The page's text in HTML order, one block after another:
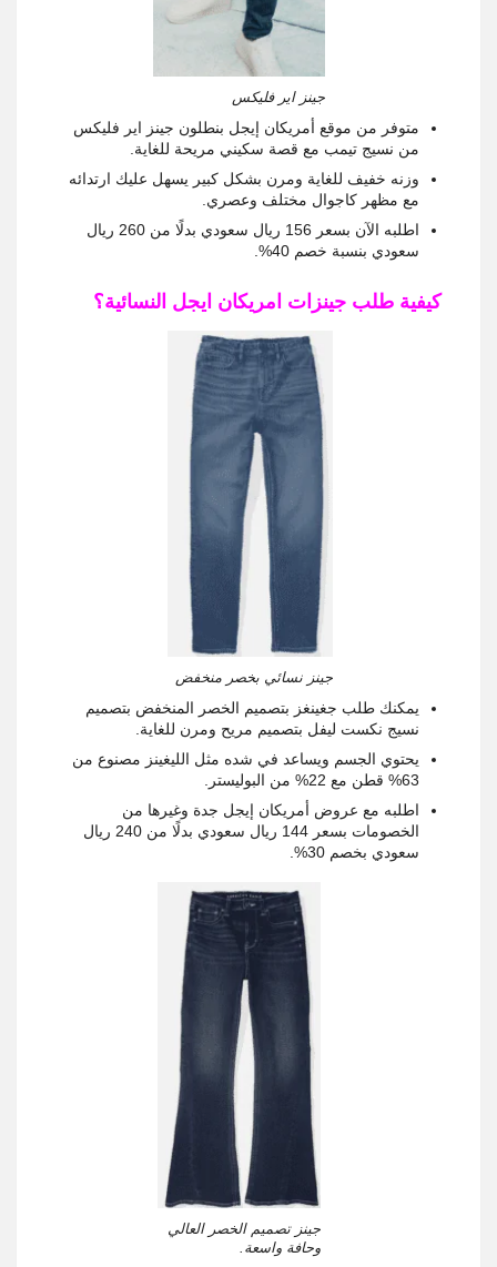
جينز اير فليكس
متوفر من موقع أمريكان إيجل بنطلون جينز اير فليكس
من نسيج تيمب مع قصة سكيني مريحة للغاية.
وزنه خفيف للغاية ومرن بشكل كبير يسهل عليك ارتدائه
مع مظهر كاجوال مختلف وعصري.
اطلبه الآن بسعر 156 ريال سعودي بدلًا من 260 ريال
سعودي بنسبة خصم 40%.
كيفية طلب جينزات امريكان ايجل النسائية؟
جينز نسائي بخصر منخفض
يمكنك طلب جغينغز بتصميم الخصر المنخفض بتصميم
نسيج نكست ليفل بتصميم مريح ومرن للغاية.
يحتوي الجسم ويساعد في شده مثل الليغينز مصنوع من
63% قطن مع 22% من البوليستر.
اطلبه مع عروض أمريكان إيجل جدة وغيرها من
الخصومات بسعر 144 ريال سعودي بدلًا من 240 ريال
سعودي بخصم 30%.
جينز تصميم الخصر العالي
وحافة واسعة.